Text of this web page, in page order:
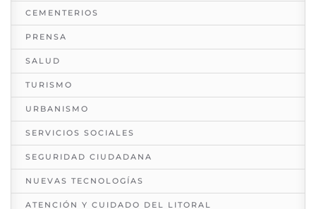
CEMENTERIOS
PRENSA
SALUD
TURISMO
URBANISMO
SERVICIOS SOCIALES
SEGURIDAD CIUDADANA
NUEVAS TECNOLOGÍAS
ATENCIÓN Y CUIDADO DEL LITORAL